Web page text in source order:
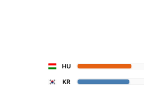
HU
KR